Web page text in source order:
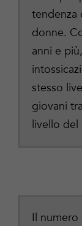
tendenza
donne.
anni e
stesso
giovani
livello del
Il numero